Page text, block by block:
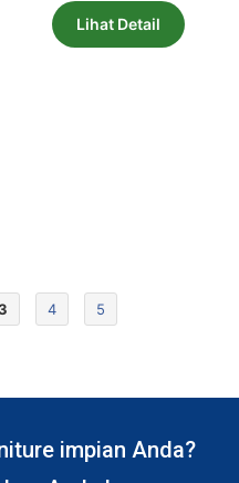
Lihat Detail
4
5
impian Anda?